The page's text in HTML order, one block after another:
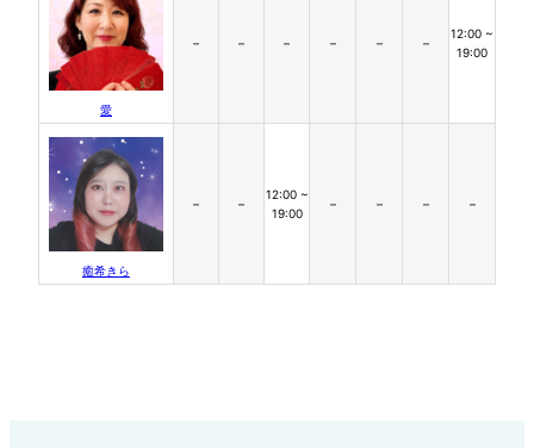
愛
– – – – – –
12:00 ~
19:00
癒希きら
– –
12:00 ~
19:00
– – – –